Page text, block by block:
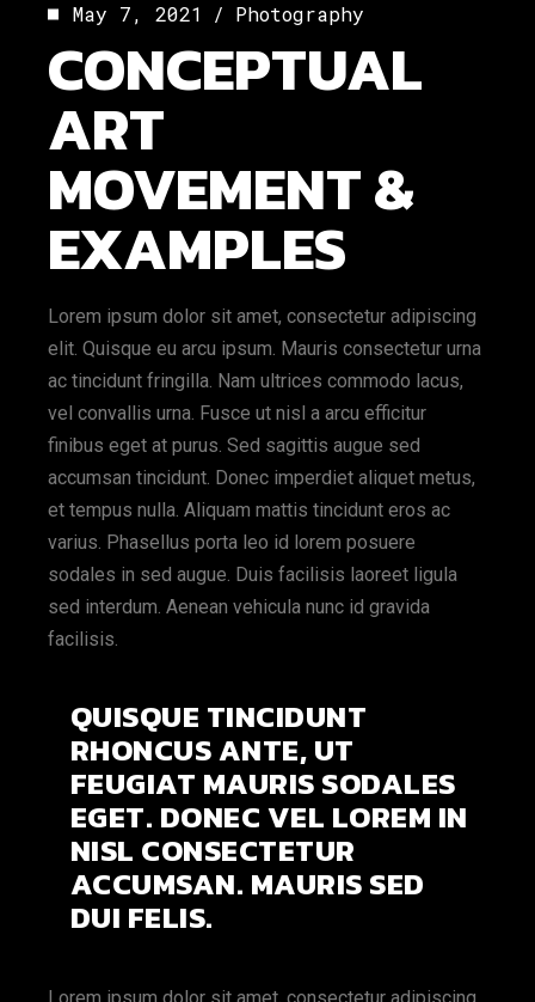
May 7, 2021 Photography
CONCEPTUAL
ART
MOVEMENT &
EXAMPLES
Lorem ipsum dolor sit amet, consectetur adipiscing
elit. Quisque eu arcu ipsum. Mauris consectetur urna
ac tincidunt fringilla. Nam ultrices commodo lacus,
vel convallis urna. Fusce ut nisl a arcu efficitur
finibus eget at purus. Sed sagittis augue sed
accumsan tincidunt. Donec imperdiet aliquet metus,
et tempus nulla. Aliquam mattis tincidunt eros ac
varius. Phasellus porta leo id lorem posuere
sodales in sed augue. Duis facilisis laoreet ligula
sed interdum. Aenean vehicula nunc id gravida
facilisis.
QUISQUE TINCIDUNT
RHONCUS ANTE, UT
FEUGIAT MAURIS SODALES
EGET. DONEC VEL LOREM IN
NISL CONSECTETUR
ACCUMSAN. MAURIS SED
DUI FELIS.